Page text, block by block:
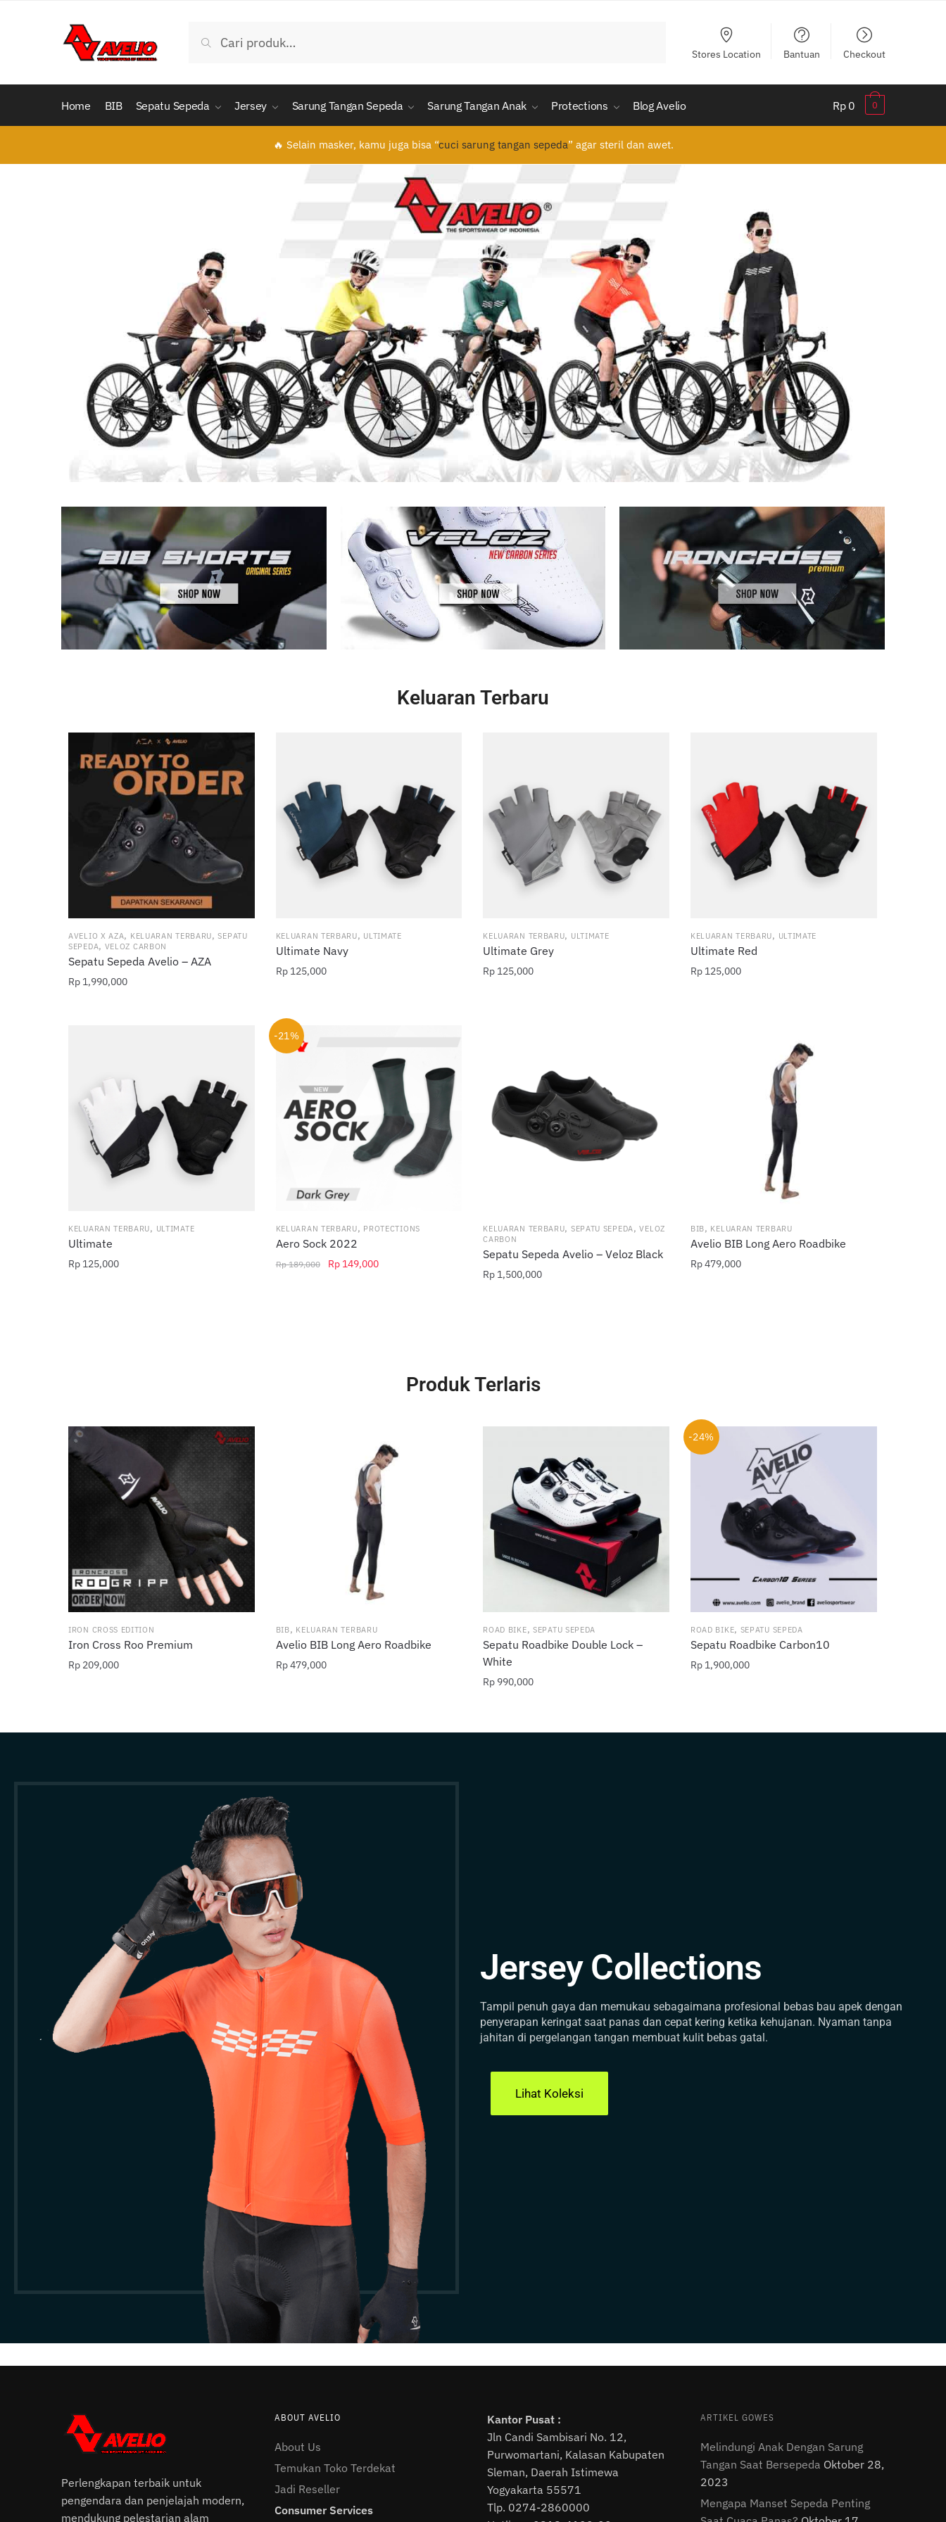
Cari
Stores Location Bantuan Checkout
Home BIB Sepatu Sepeda Jersey Sarung Tangan Sepeda Sarung Tangan Anak Protections Blog Avelio Rp 0 0
🔥 Selain masker, kamu juga bisa “cuci sarung tangan sepeda” agar steril dan awet.
Keluaran Terbaru
AVELIO X AZA, KELUARAN TERBARU,SEPATU
SEPEDA, VELOZ CARBON
Sepatu Sepeda Avelio – AZA
Rp 1,990,000
KELUARAN TERBARU, ULTIMATE
Ultimate Navy
Rp125,000
KELUARAN TERBARU, ULTIMATE
Ultimate Grey
Rp 125,000
KELUARAN TERBARU, ULTIMATE
Ultimate Red
Rp125,000
KELUARAN TERBARU, ULTIMATE
Ultimate
Rp 125,000
-21%
KELUARAN TERBARU, PROTECTIONS
Aero Sock 2022
Rp189,000 Rp149,000
KELUARAN TERBARU, SEPATU SEPEDA,VELOZ
CARBON
Sepatu Sepeda Avelio – Veloz Black
Rp 1,500,000
BIB, KELUARAN TERBARU
Avelio BIB Long Aero Roadbike
Rp479,000
Produk Terlaris
IRON CROSS EDITION
Iron Cross Roo Premium
Rp 209,000
BIB, KELUARAN TERBARU
Avelio BIB Long Aero Roadbike
Rp479,000
ROAD BIKE, SEPATU SEPEDA
Sepatu Roadbike Double Lock –
White
Rp 990,000
-24%
ROAD BIKE, SEPATU SEPEDA
Sepatu Roadbike Carbon10
Rp1,900,000
Jersey Collections
Tampil penuh gaya dan memukau sebagaimana profesional bebas bau apek dengan
penyerapan keringat saat panas dan cepat kering ketika kehujanan. Nyaman tanpa
jahitan di pergelangan tangan membuat kulit bebas gatal.
Lihat Koleksi
Perlengkapan terbaik untuk
pengendara dan penjelajah modern,
mendukung pelestarian alam
ABOUT AVELIO
About Us
Temukan Toko Terdekat
Jadi Reseller
Consumer Services
Kantor Pusat :
Jln Candi Sambisari No. 12,
Purwomartani, Kalasan Kabupaten
Sleman, Daerah Istimewa
Yogyakarta 55571
Tlp. 0274-2860000
ARTIKEL GOWES
Melindungi Anak Dengan Sarung
Tangan Saat Bersepeda Oktober 28,
2023
Mengapa Manset Sepeda Penting